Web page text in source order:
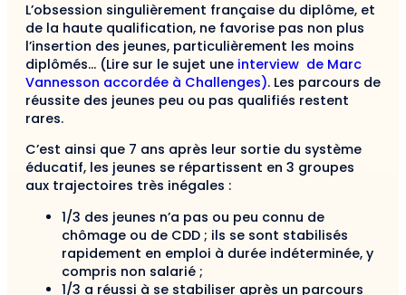
L’obsession singulièrement française du diplôme, et
de la haute qualification, ne favorise pas non plus
l’insertion des jeunes, particulièrement les moins
diplômés… (Lire sur le sujet une interview de Marc
Vannesson accordée à Challenges). Les parcours de
réussite des jeunes peu ou pas qualifiés restent
rares.
C’est ainsi que 7 ans après leur sortie du système
éducatif, les jeunes se répartissent en 3 groupes
aux trajectoires très inégales :
1/3 des jeunes n’a pas ou peu connu de
chômage ou de CDD ; ils se sont stabilisés
rapidement en emploi à durée indéterminée, y
compris non salarié ;
1/3 a réussi à se stabiliser après un parcours